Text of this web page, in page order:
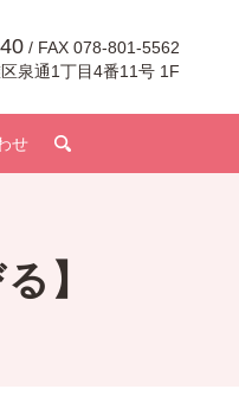
/ FAX 078-801-5562
泉通1丁目4番11号 1F
せ
】